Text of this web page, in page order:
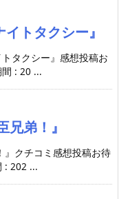
トタクシー』
タクシー』感想投稿お
: 20 ...
兄弟！』
』クチコミ感想投稿お待
: 202 ...